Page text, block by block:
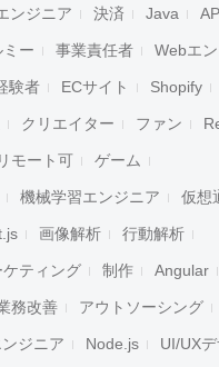
ンジニア 決済 Java
ミー 事業責任者 Webエ
験者 ECサイト Shopify
クリエイター ファン
リモート可 ゲーム
機械学習エンジニア 仮想
画像解析 行動解析
ケティング 制作 Angular
務改善 アウトソーシング
ジニア Node.js UI/UX